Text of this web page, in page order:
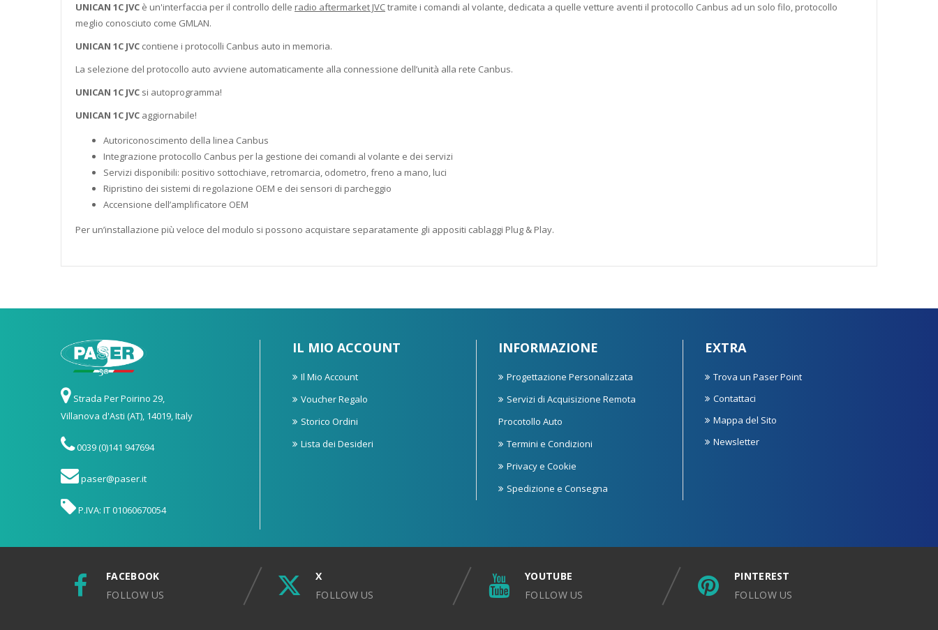
UNICAN 1C JVC è un'interfaccia per il controllo delle radio aftermarket JVCtramite i comandi al volante, dedicata a quelle vetture aventi il protocollo Canbus ad un solo filo, protocollo
meglio conosciuto come GMLAN.
UNICAN 1C JVC contiene i protocolli Canbus auto in memoria.
La selezione del protocollo auto avviene automaticamente alla connessione dell’unità alla rete Canbus.
UNICAN 1C JVC si autoprogramma!
UNICAN 1C JVC aggiornabile!
Autoriconoscimento della linea Canbus
Integrazione protocollo Canbus per la gestione dei comandi al volante e dei servizi
Servizi disponibili: positivo sottochiave, retromarcia, odometro, freno a mano, luci
Ripristino dei sistemi di regolazione OEM e dei sensori di parcheggio
Accensione dell’amplificatore OEM
Per un’installazione più veloce del modulo si possono acquistare separatamente gli appositi cablaggi Plug & Play.
Strada Per Poirino 29,
Villanova d'Asti (AT), 14019, Italy
0039 (0)141 947694
paser@paser.it
P.IVA: IT 01060670054
IL MIO ACCOUNT
Il Mio Account
Voucher Regalo
Storico Ordini
Lista dei Desideri
INFORMAZIONE
Progettazione Personalizzata
Servizi di Acquisizione Remota
Procotollo Auto
Termini e Condizioni
Privacy e Cookie
Spedizione e Consegna
EXTRA
Trova un Paser Point
Contattaci
Mappa del Sito
Newsletter
FACEBOOK
FOLLOW US
X
FOLLOW US
YOUTUBE
FOLLOW US
PINTEREST
FOLLOW US